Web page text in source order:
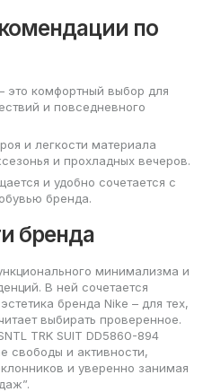
по
это комфортный выбор для
и повседневного
и легкости материала
и прохладных вечеров.
и удобно сочетается с
бренда.
бренда
минимализма и
В ней сочетается
бренда Nike – для тех,
выбирать проверенное.
TRK SUIT DD5860-894
свободы и активности,
и уверенно занимая